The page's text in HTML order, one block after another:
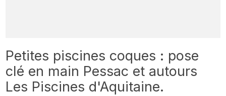
Petites piscines coques : pose
clé en main Pessac et autours
Les Piscines d'Aquitaine.